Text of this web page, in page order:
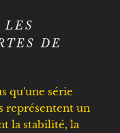
LES
DE
qu'une série
représentent un
la stabilité, la